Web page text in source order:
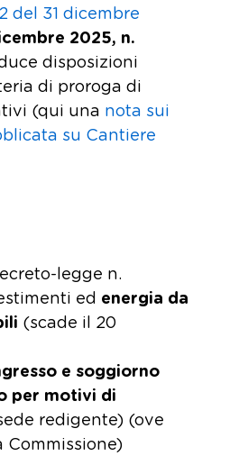
del 31 dicembre
2025, n.
disposizioni
di proroga di
(qui una nota sui
su Cantiere
legge n.
ed energia da
(scade il 20
e soggiorno
per motivi di
redigente) (ove
Commissione)